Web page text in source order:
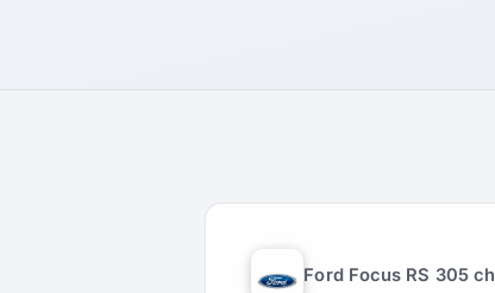
Ford Focus RS 305 ch